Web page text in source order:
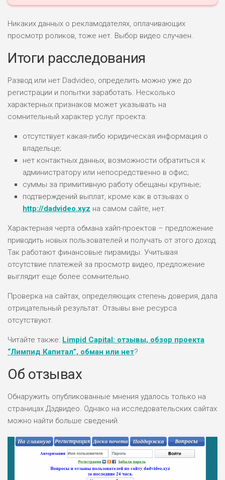
Никаких данных о рекламодателях, оплачивающих
просмотр роликов, тоже нет. Выбор видео случаен.
Итоги расследования
Развод или нет Dadvideo, определить можно уже до
регистрации и попытки заработать. Несколько
характерных признаков может указывать на
сомнительный характер услуг проекта:
отсутствует какая-либо юридическая информация о
владельце;
нет контактных данных, возможности обратиться к
администратору или непосредственно в офис;
суммы за примитивную работу обещаны крупные;
подтверждений выплат, кроме как в отзывах о
http://dadvideo.xyz на самом сайте, нет.
Характерная черта обмана хайп-проектов – предложение
приводить новых пользователей и получать от этого доход.
Так работают финансовые пирамиды. Учитывая
отсутствие платежей за просмотр видео, предложение
выглядит еще более сомнительно.
Проверка на сайтах, определяющих степень доверия, дала
отрицательный результат. Отзывы вне ресурса
отсутствуют.
Читайте также: Limpid Capital: отзывы, обзор проекта
“Лимпид Капитал”, обман или нет?
Об отзывах
Обнаружить опубликованные мнения удалось только на
страницах Дэдвидео. Однако на исследовательских сайтах
можно найти больше сведений.